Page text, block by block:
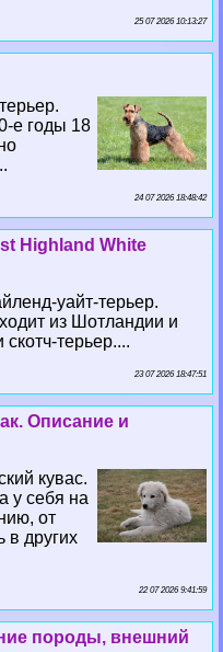
25 07 2026 10:13:27
е годы 18
24 07 2026 18:48:42
Highland White
уайт-терьер.
из Шотландии и
терьер....
23 07 2026 18:47:51
Описание и
кувас.
у себя на
от
в других
22 07 2026 9:41:59
породы, внешний